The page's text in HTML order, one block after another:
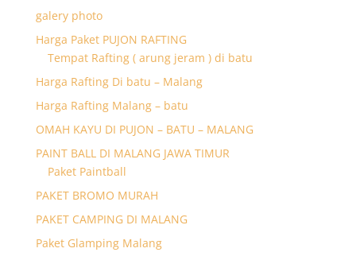
galery photo
Harga Paket PUJON RAFTING
Tempat Rafting ( arung jeram ) di batu
Harga Rafting Di batu – Malang
Harga Rafting Malang – batu
OMAH KAYU DI PUJON – BATU – MALANG
PAINT BALL DI MALANG JAWA TIMUR
Paket Paintball
PAKET BROMO MURAH
PAKET CAMPING DI MALANG
Paket Glamping Malang